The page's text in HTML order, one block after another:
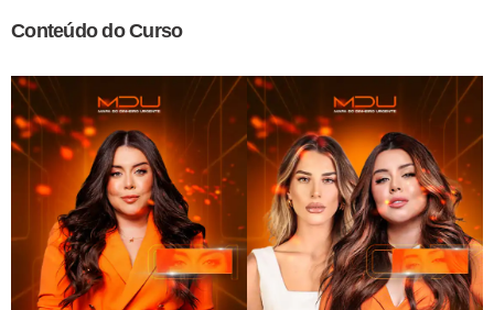
Conteúdo do Curso